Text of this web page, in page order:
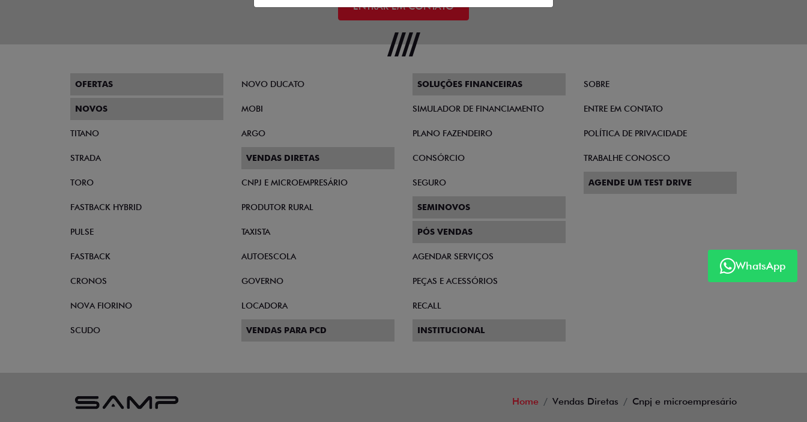
ENTRAR EM CONTATO
WhatsApp
OFERTAS
NOVOS
TITANO
STRADA
TORO
FASTBACK HYBRID
PULSE
FASTBACK
CRONOS
NOVA FIORINO
SCUDO
NOVO DUCATO
MOBI
ARGO
VENDAS DIRETAS
CNPJ E MICROEMPRESÁRIO
PRODUTOR RURAL
TAXISTA
AUTOESCOLA
GOVERNO
LOCADORA
VENDAS PARA PCD
SOLUÇÕES FINANCEIRAS
SIMULADOR DE FINANCIAMENTO
PLANO FAZENDEIRO
CONSÓRCIO
SEGURO
SEMINOVOS
PÓS VENDAS
AGENDAR SERVIÇOS
PEÇAS E ACESSÓRIOS
RECALL
INSTITUCIONAL
SOBRE
ENTRE EM CONTATO
POLÍTICA DE PRIVACIDADE
TRABALHE CONOSCO
AGENDE UM TEST DRIVE
Home Vendas Diretas Cnpj e microempresário